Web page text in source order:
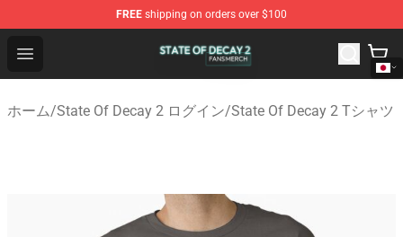
FREE shipping on orders over $100
Open menu
State Of Decay 2 Shop - Official State Of Decay 2
ホーム/State Of Decay 2 ログイン/State Of Decay 2 Tシャツ